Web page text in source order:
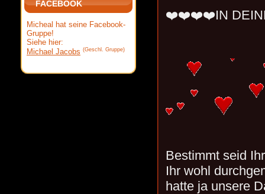
❤️❤️❤️❤️IN
Bestimmt seid
Ihr wohl
hatte ja unsere
FACEBOOK
Micheal hat seine Facebook-
Gruppe!
Siehe hier:
Michael Jacobs (Geschl. Gruppe)